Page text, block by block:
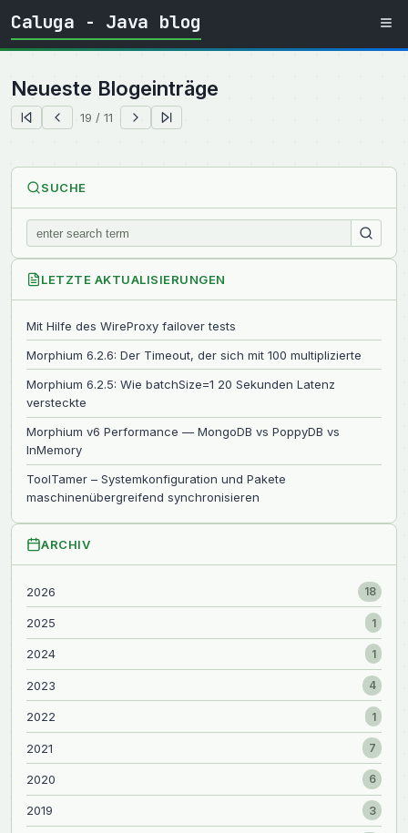
Caluga - Java blog
Neueste Blogeinträge
19 / 11
SUCHE
LETZTE AKTUALISIERUNGEN
Mit Hilfe des WireProxy failover tests
Morphium 6.2.6: Der Timeout, der sich mit 100 multiplizierte
Morphium 6.2.5: Wie batchSize=1 20 Sekunden Latenz
versteckte
Morphium v6 Performance — MongoDB vs PoppyDB vs
InMemory
ToolTamer – Systemkonfiguration und Pakete
maschinenübergreifend synchronisieren
ARCHIV
2026 18
2025 1
2024 1
2023 4
2022 1
2021 7
2020 6
2019 3